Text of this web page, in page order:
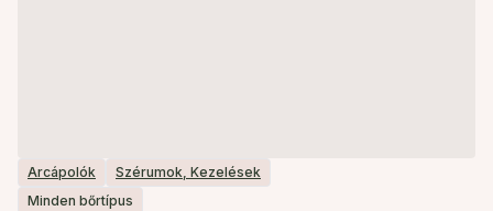
Arcápolók
Szérumok, Kezelések
Minden bőrtípus